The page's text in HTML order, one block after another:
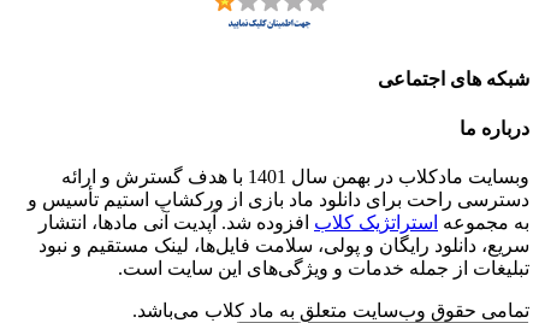
شبکه های اجتماعی
درباره ما
وبسایت مادکلاب در بهمن سال 1401 با هدف گسترش و ارائه
دسترسی راحت برای دانلود ماد بازی از ورکشاپ استیم تأسیس و
به مجموعه استراتژیک کلاب افزوده شد. آپدیت آنی مادها، انتشار
سریع، دانلود رایگان و پولی، سلامت فایل‌ها، لینک مستقیم و نبود
تبلیغات از جمله خدمات و ویژگی‌های این سایت است.
تمامی حقوق وب‌سایت متعلق به ماد کلاب می‌باشد.